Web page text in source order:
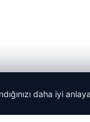
daha iyi